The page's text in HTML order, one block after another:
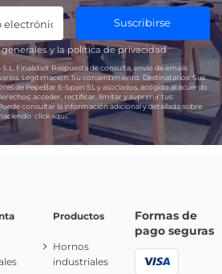
Suscribirse
y lapolítica de privacidad
Finalidad: Respuesta de consulta, envío de emails
Legitimación: Su consentimiento. Destinatarios:Sus
de PepeBar E-Spain SL y asociados, acogido al acuerdo
acceder, rectificar, limitar y suprimir tus
consultar la información adicional y detallada sobre
click aquí.
Productos
Hornos
industriales
Formas de
pago seguras